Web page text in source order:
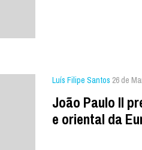
Luís Filipe Santos 26 de
João Paulo II
e oriental da